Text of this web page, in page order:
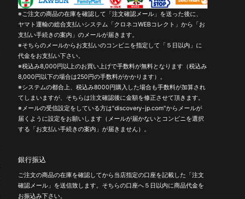
※ご注文の商品の在庫を確認して「注文確認メール」を送った後に、
ヤマト運輸の総合支払いシステム「クロネコWEBコレクト」から「お
支払い手続きの案内」のメールが届きます。
※そちらのメールからお支払いのコンビニを指定して「５日以内」に
代金をお支払い下さい。
※税込み8,000円以上のお買い上げで手数料が無料となります（税込み
8,000円以下の場合は250円の手数料がかかります）。
※システムの都合上、税込み8000円購入した場合も手数料が加算され
てしまいますが、そちらは注文確認後に金額を修正させて頂きます。
※メールの受信設定をしている方は"discovery-jp.com"からメールが
届くように設定をお願いします（メールが届かないとコンビニを選択
する「お支払い手続きの案内」が届きません）。
銀行振込
ご注文の商品の在庫を確認してから当店指定の口座を記載した「注文
確認メール」を送信致します。そちらの口座へ５日以内に商品代金を
お振込み下さい。